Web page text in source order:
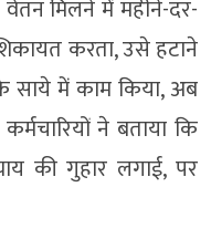
वेतन मिलने में महीने-दर-
करता, उसे हटाने
साये में काम किया, अब
ने बताया कि
की गुहार लगाई, पर